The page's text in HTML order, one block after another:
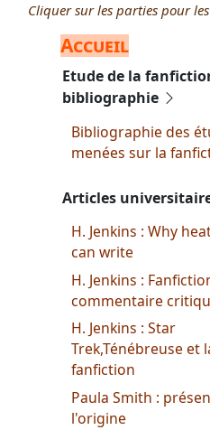
Cliquer sur les parties pour
Accueil
Etude de la
bibliographie
Bibliographie des
menées sur la
Articles
H. Jenkins : Why
can write
H. Jenkins :
commentaire
H. Jenkins : Star
Trek,Ténébreuse et
fanfiction
Paula Smith :
l'origine